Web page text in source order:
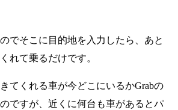
でそこに目的地を入力したら、あと
れて乗るだけです。
てくれる車が今どこにいるかGrabの
ですが、近くに何台も車があるとパ